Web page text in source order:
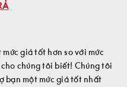
giá tốt hơn so với mức
chúng tôi biết! Chúng tôi
bạn một mức giá tốt nhất